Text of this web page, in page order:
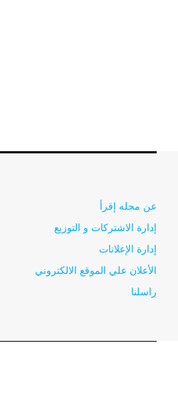
عن مجله إقرأ
إدارة الاشتركات و التوزيع
إدارة الإعلانات
الأعلان علي الموقع الالكتروني
راسلنا